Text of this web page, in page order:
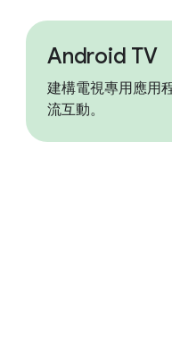
Android TV
建構電視專用應用
流互動。